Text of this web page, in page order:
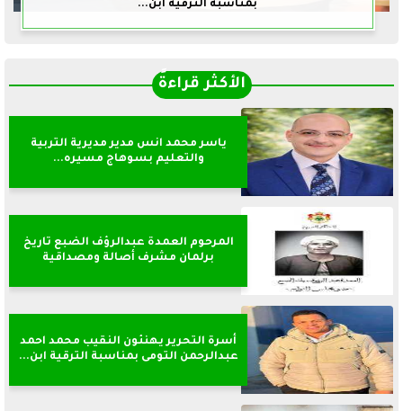
بمناسبة الترقية ابن...
الأكثر قراءةً
ياسر محمد انس مدير مديرية التربية
والتعليم بسوهاج مسيره...
المرحوم العمدة عبدالرؤف الضبع تاريخ
برلمان مشرف أصالة ومصداقية
أسرة التحرير يهنئون النقيب محمد احمد
عبدالرحمن التومى بمناسبة الترقية ابن...